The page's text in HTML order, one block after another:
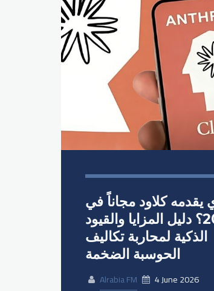
يقدمه كلاود مجاناً في
2026؟ دليل المزايا والقيود
الذكية لمحاربة تكاليف
الحوسبة الضخمة
Alrabia FM
4 June 2026